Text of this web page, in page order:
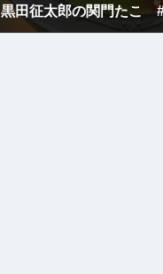
黒田征太郎の関門たこ